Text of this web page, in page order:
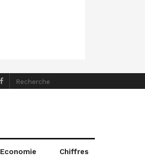
Economie Chiffres